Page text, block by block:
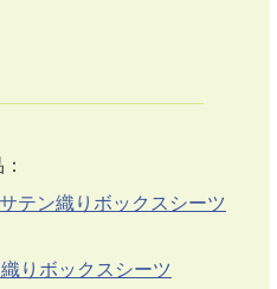
テン織りボックスシーツ
りボックスシーツ